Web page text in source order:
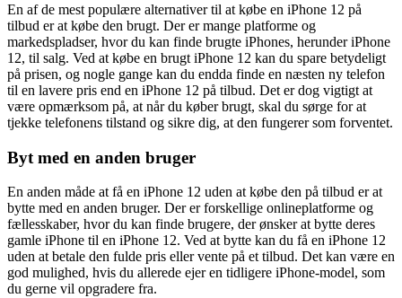
En af de mest populære alternativer til at købe en iPhone 12 på
tilbud er at købe den brugt. Der er mange platforme og
markedspladser, hvor du kan finde brugte iPhones, herunder iPhone
12, til salg. Ved at købe en brugt iPhone 12 kan du spare betydeligt
på prisen, og nogle gange kan du endda finde en næsten ny telefon
til en lavere pris end en iPhone 12 på tilbud. Det er dog vigtigt at
være opmærksom på, at når du køber brugt, skal du sørge for at
tjekke telefonens tilstand og sikre dig, at den fungerer som forventet.
Byt med en anden bruger
En anden måde at få en iPhone 12 uden at købe den på tilbud er at
bytte med en anden bruger. Der er forskellige onlineplatforme og
fællesskaber, hvor du kan finde brugere, der ønsker at bytte deres
gamle iPhone til en iPhone 12. Ved at bytte kan du få en iPhone 12
uden at betale den fulde pris eller vente på et tilbud. Det kan være en
god mulighed, hvis du allerede ejer en tidligere iPhone-model, som
du gerne vil opgradere fra.